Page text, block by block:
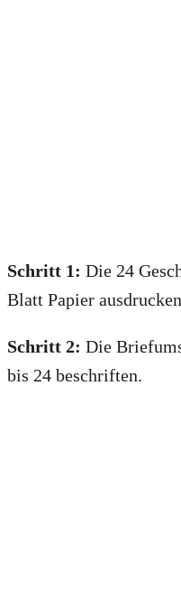
Schritt 1: Die 24
Blatt Papier
Schritt 2: Die
bis 24 beschriften.